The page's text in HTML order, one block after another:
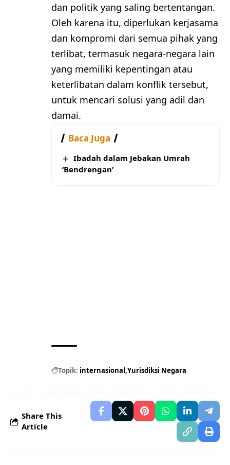
dan politik yang saling bertentangan.
Oleh karena itu, diperlukan kerjasama
dan kompromi dari semua pihak yang
terlibat, termasuk negara-negara lain
yang memiliki kepentingan atau
keterlibatan dalam konflik tersebut,
untuk mencari solusi yang adil dan
damai.
Baca Juga
Ibadah dalam Jebakan Umrah
‘Bendrengan’
Topik: internasional Yurisdiksi Negara
Share This
Article